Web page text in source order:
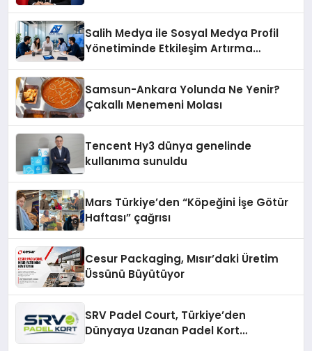
Salih Medya ile Sosyal Medya Profil
Yönetiminde Etkileşim Artırma
Samsun-Ankara Yolunda Ne Yenir?
Çakallı Menemeni Molası
Tencent Hy3 dünya genelinde
kullanıma sunuldu
Mars Türkiye’den “Köpeğini İşe Götür
Haftası” çağrısı
Cesur Packaging, Mısır’daki Üretim
Üssünü Büyütüyor
SRV Padel Court, Türkiye’den
Dünyaya Uzanan Padel Kort